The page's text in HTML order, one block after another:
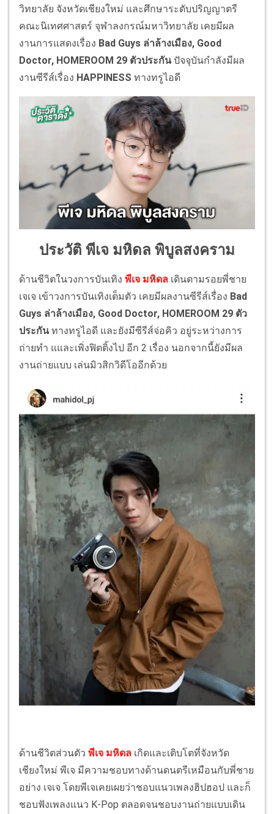
วิทยาลัย จังหวัดเชียงใหม่ และศึกษาระดับปริญญาตรี
คณะนิเทศศาสตร์ จุฬาลงกรณ์มหาวิทยาลัย เคยมีผล
งานการแสดงเรื่อง Bad Guys ล่าล้างเมือง, Good
Doctor, HOMEROOM 29 ตัวประกันปัจจุบันกำลังมีผล
งานซีรีส์เรื่อง HAPPINESS ทางทรูไอดี
ประวัติ พีเจ มหิดล พิบูลสงคราม
ด้านชีวิตในวงการบันเทิง พีเจ มหิดล เดินตามรอยพี่ชาย
เจเจ เข้าวงการบันเทิงเต็มตัว เคยมีผลงานซีรีส์เรื่อง Bad
Guys ล่าล้างเมือง, Good Doctor, HOMEROOM 29 ตัว
ประกันทางทรูไอดี และยังมีซีรีส์จ่อคิว อยู่ระหว่างการ
ถ่ายทำ แและเพิ่งฟิตติ้งไป อีก 2 เรื่อง นอกจากนี้ยังมีผล
งานถ่ายแบบ เล่นมิวสิกวิดีโออีกด้วย
ด้านชีวิตส่วนตัว พีเจ มหิดล เกิดและเติบโตที่จังหวัด
เชียงใหม่ พีเจ มีความชอบทางด้านดนตรีเหมือนกับพี่ชาย
อย่าง เจเจ โดยพีเจเคยเผยว่าชอบแนวเพลงฮิปฮอป และก็
ชอบฟังเพลงแนว K-Pop ตลอดจนชอบงานถ่ายแบบเดิน